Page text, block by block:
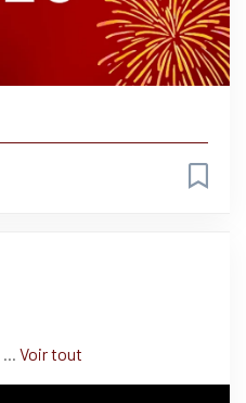
... Voir tout